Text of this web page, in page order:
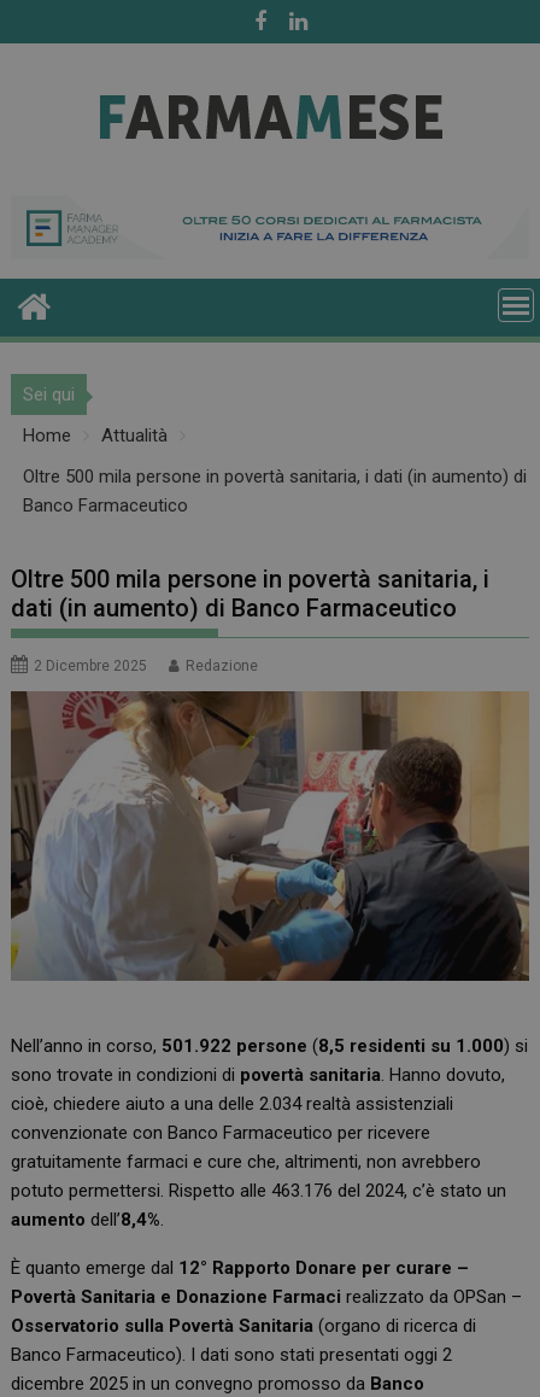
to
Sei qui
Home
Attualità
Oltre 500 mila persone in povertà sanitaria, i dati (in aumento) di
Banco Farmaceutico
Oltre 500 mila persone in povertà sanitaria, i
dati (in aumento) di Banco Farmaceutico
2 Dicembre 2025 Redazione
Nell’anno in corso, 501.922 persone (8,5 residenti su 1.000) si
sono trovate in condizioni di povertà sanitaria. Hanno dovuto,
cioè, chiedere aiuto a una delle 2.034 realtà assistenziali
convenzionate con Banco Farmaceutico per ricevere
gratuitamente farmaci e cure che, altrimenti, non avrebbero
potuto permettersi. Rispetto alle 463.176 del 2024, c’è stato un
aumento dell’8,4%.
È quanto emerge dal 12° Rapporto Donare per curare –
Povertà Sanitaria e Donazione Farmaci realizzato da OPSan –
Osservatorio sulla Povertà Sanitaria (organo di ricerca di
Banco Farmaceutico). I dati sono stati presentati oggi 2
dicembre 2025 in un convegno promosso da Banco